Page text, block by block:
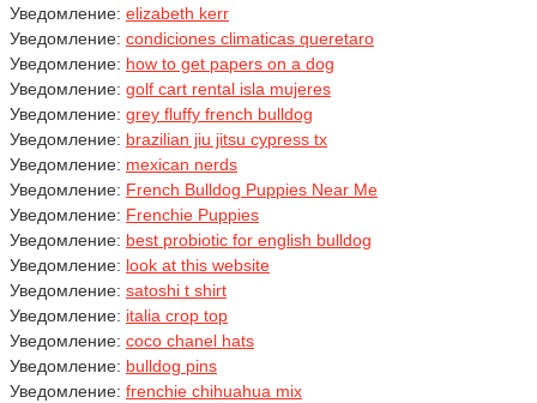
Уведомление: elizabeth kerr
Уведомление: condiciones climaticas queretaro
Уведомление: how to get papers on a dog
Уведомление: golf cart rental isla mujeres
Уведомление: grey fluffy french bulldog
Уведомление: brazilian jiu jitsu cypress tx
Уведомление: mexican nerds
Уведомление: French Bulldog Puppies Near Me
Уведомление: Frenchie Puppies
Уведомление: best probiotic for english bulldog
Уведомление: look at this website
Уведомление: satoshi t shirt
Уведомление: italia crop top
Уведомление: coco chanel hats
Уведомление: bulldog pins
Уведомление: frenchie chihuahua mix